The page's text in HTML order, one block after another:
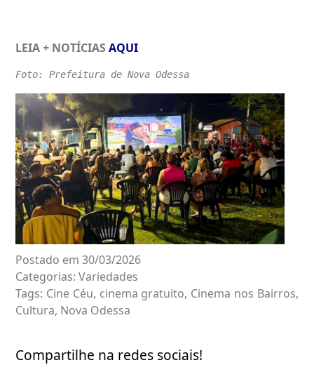
LEIA + NOTÍCIAS AQUI
Foto: Prefeitura de Nova Odessa
Postado em 30/03/2026
Categorias: Variedades
Tags: Cine Céu, cinema gratuito, Cinema nos Bairros,
Cultura, Nova Odessa
Compartilhe na redes sociais!